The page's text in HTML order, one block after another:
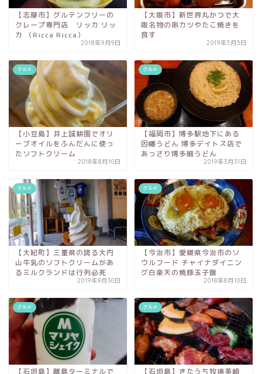
【志摩市】グルテンフリーの
クレープ専門店 リッカ リッ
カ （Ricca Ricca）
2018年9月9日
【大阪市】新世界丸かつで大
阪名物の串カツやたこ焼きを
食す
2019年5月5日
グルメ
【小豆島】井上誠耕園でオリ
ーブオイルをふんだんに使っ
たソフトクリーム
2018年8月10日
グルメ
【福岡市】博多駅地下にある
因幡うどん 博多デイトス店で
あっさり博多細うどん
2019年3月31日
グルメ
【大紀町】三重県の誇る大内
山牛乳のソフトクリームがあ
るミルクランドは行列必死
2019年9月30日
グルメ
【今治市】愛媛県今治市のソ
ウルフード チャイナダイニン
グ白楽天の焼豚玉子飯
2018年8月10日
グルメ
【石垣島】離島ターミナルで
グルメ
【石垣島】きたうち牧場美崎